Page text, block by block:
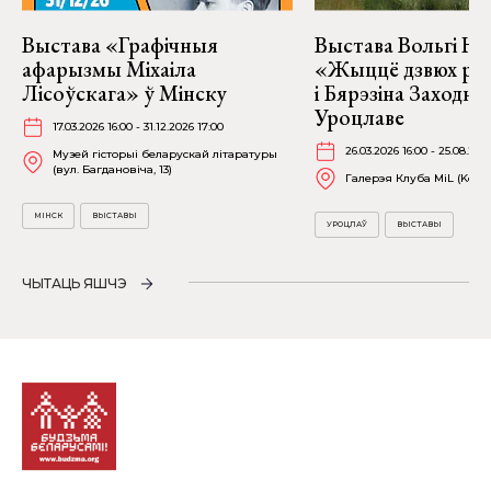
Выстава «Графічныя
афарызмы Міхаіла
Лісоўскага» ў Мінску
17.03.2026 16:00 - 31.12.2026 17:00
Музей гісторыі беларускай літаратуры
(вул. Багдановіча, 13)
МІНСК ВЫСТАВЫ
Выстава Вольгі
«Жыццё дзвюх
і Бярэзіна
Уроцлаве
26.03.2026 16:00 -
Галерэя Клуба MiL
УРОЦЛАЎ ВЫСТАВЫ
ЧЫТАЦЬ ЯШЧЭ